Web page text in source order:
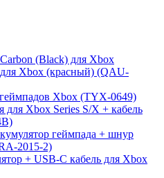
(Black) для Xbox
Xbox (красный) (QAU-
Xbox (TYX-0649)
для Xbox Series S/X + кабель
геймпада + шнур
2015-2)
+ USB-C кабель для Xbox